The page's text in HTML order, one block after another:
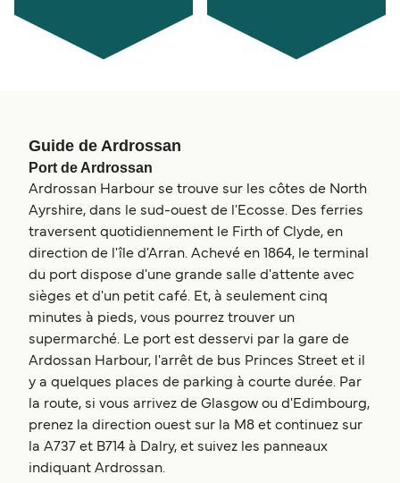
Guide de Ardrossan
Port de Ardrossan
Ardrossan Harbour se trouve sur les côtes de North
Ayrshire, dans le sud-ouest de l'Ecosse. Des ferries
traversent quotidiennement le Firth of Clyde, en
direction de l'île d'Arran. Achevé en 1864, le terminal
du port dispose d'une grande salle d'attente avec
sièges et d'un petit café. Et, à seulement cinq
minutes à pieds, vous pourrez trouver un
supermarché. Le port est desservi par la gare de
Ardossan Harbour, l'arrêt de bus Princes Street et il
y a quelques places de parking à courte durée. Par
la route, si vous arrivez de Glasgow ou d'Edimbourg,
prenez la direction ouest sur la M8 et continuez sur
la A737 et B714 à Dalry, et suivez les panneaux
indiquant Ardrossan.